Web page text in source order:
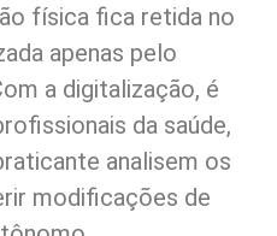
física fica retida no
apenas pelo
a digitalização, é
da saúde,
analisem os
modificações de